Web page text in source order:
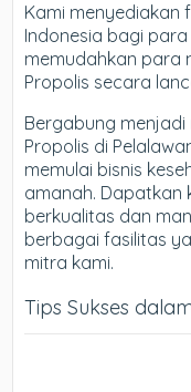
Kami menyediakan
Indonesia bagi
memudahkan para
Propolis secara
Bergabung menjadi
Propolis di
memulai bisnis
amanah. Dapatkan
berkualitas dan
berbagai fasilitas
mitra kami.
Tips Sukses